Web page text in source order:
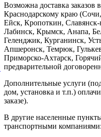
Возможна доставка заказов
Краснодарскому краю
Ейск, Кропоткин,
Лабинск, Крымск, Анапа,
Геленджик, Курганинск,
Апшеронск, Темрюк,
Приморско-Ахтарск,
предварительной
Дополнительные услуги
дом, установка и т.п.)
заказе).
В другие населенные
транспортными компаниями: